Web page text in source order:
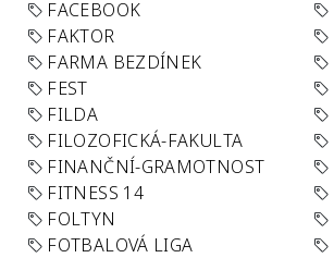
FACEBOOK
FAKTOR
FARMA BEZDÍNEK
FEST
FILDA
FILOZOFICKÁ-FAKULTA
FINANČNÍ-GRAMOTNOST
FITNESS 14
FOLTYN
FOTBALOVÁ LIGA